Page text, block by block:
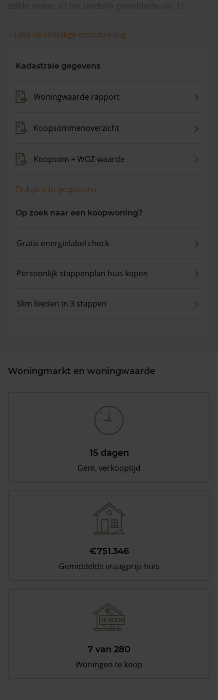
zelfde niveau als het landelijk gemiddelde van 15
De gemiddelde huizenprijs is €751.346. De gemiddelde
de gemiddelde woningwaarde met 7,2% gestegen.
+ Lees de volledige omschrijving
Kadastrale gegevens
Woningwaarde rapport
Koopsommenoverzicht
Koopsom + WOZ-waarde
Bekijk alle gegevens
Op zoek naar een koopwoning?
Gratis energielabel check
Persoonlijk stappenplan huis kopen
Slim bieden in 3 stappen
Woningmarkt en woningwaarde
15 dagen
Gem. verkooptijd
€751.346
Gemiddelde vraagprijs huis
7 van 280
Woningen te koop